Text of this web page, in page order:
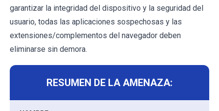
garantizar la integridad del dispositivo y la seguridad del
usuario, todas las aplicaciones sospechosas y las
extensiones/complementos del navegador deben
eliminarse sin demora.
RESUMEN DE LA AMENAZA: